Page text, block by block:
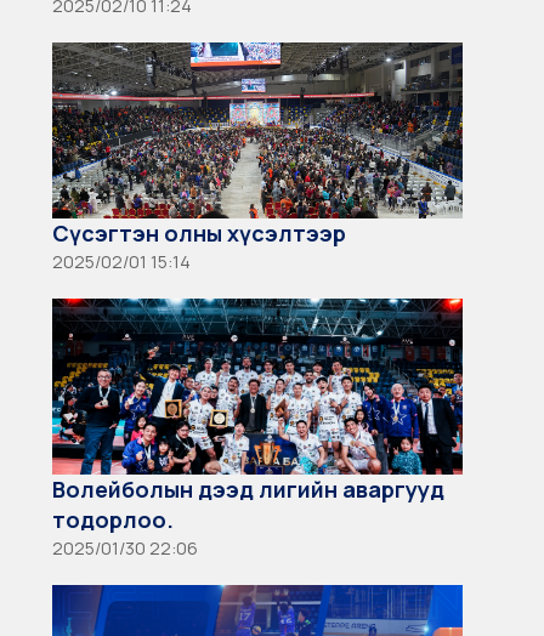
2025/02/10 11:24
Сүсэгтэн олны хүсэлтээр
2025/02/01 15:14
Волейболын дээд лигийн аваргууд
тодорлоо.
2025/01/30 22:06